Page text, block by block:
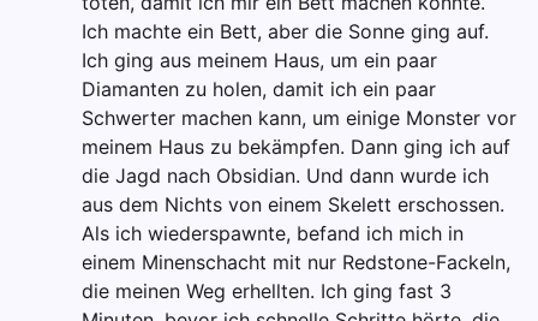
Ich machte ein Bett, aber die Sonne ging auf.
Ich ging aus meinem Haus, um ein paar
Diamanten zu holen, damit ich ein paar
Schwerter machen kann, um einige Monster vor
meinem Haus zu bekämpfen. Dann ging ich auf
die Jagd nach Obsidian. Und dann wurde ich
aus dem Nichts von einem Skelett erschossen.
Als ich wiederspawnte, befand ich mich in
einem Minenschacht mit nur Redstone-Fackeln,
die meinen Weg erhellten. Ich ging fast 3